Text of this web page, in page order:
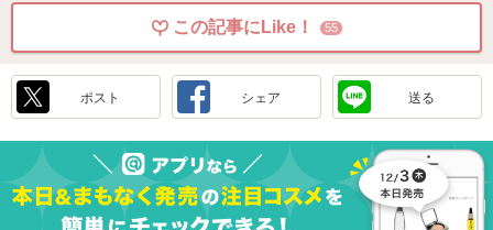
この記事にLike！ 55
ポスト シェア 送る